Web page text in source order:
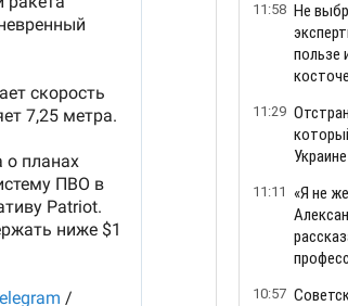
11:58 Не
пользе
11:29
Украине
11:11
«Я не
10:57